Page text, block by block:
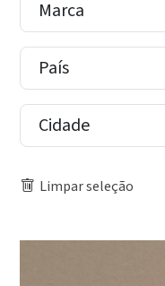
Limpar seleção